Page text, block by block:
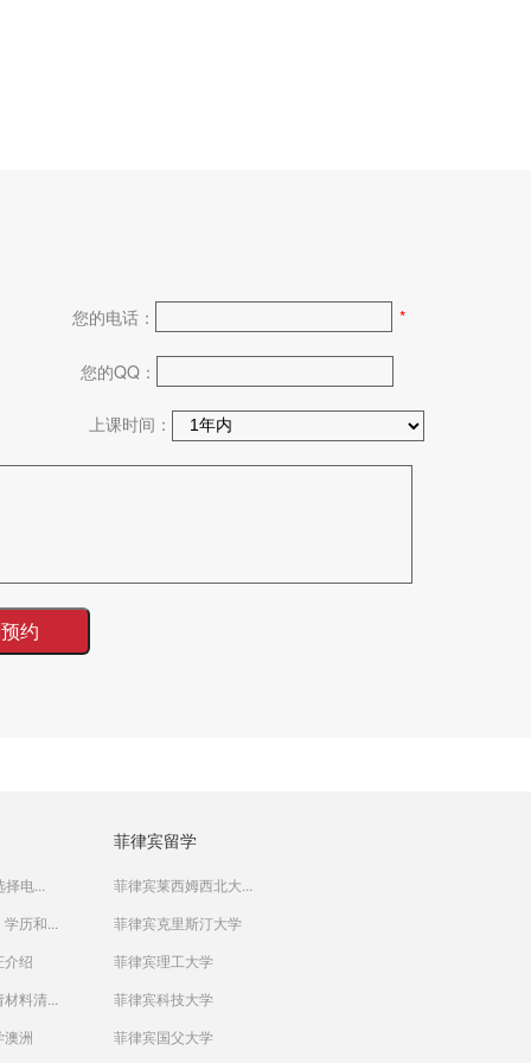
您的电话： *
您的QQ：
上课时间：
电...
历和...
介绍
料清...
澳洲
菲律宾留学
菲律宾莱西姆西北大...
菲律宾克里斯汀大学
菲律宾理工大学
菲律宾科技大学
菲律宾国父大学